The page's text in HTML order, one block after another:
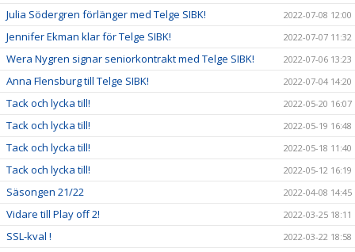
Julia Södergren förlänger med Telge SIBK! 2022-07-08 12:00
Jennifer Ekman klar för Telge SIBK! 2022-07-07 11:32
Wera Nygren signar seniorkontrakt med Telge SIBK! 2022-07-06 13:23
Anna Flensburg till Telge SIBK! 2022-07-04 14:20
Tack och lycka till! 2022-05-20 16:07
Tack och lycka till! 2022-05-19 16:48
Tack och lycka till! 2022-05-18 11:40
Tack och lycka till! 2022-05-12 16:19
Säsongen 21/22 2022-04-08 14:45
Vidare till Play off 2! 2022-03-25 18:11
SSL-kval !
2022-03-22 18:58